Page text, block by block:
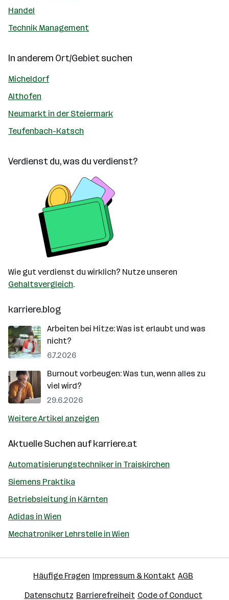
Handel
Technik Management
In anderem Ort/Gebiet suchen
Micheldorf
Althofen
Neumarkt in der Steiermark
Teufenbach-Katsch
Verdienst du, was du verdienst?
Wie gut verdienst du wirklich? Nutze unseren
Gehaltsvergleich.
karriere.blog
Arbeiten bei Hitze: Was ist erlaubt und was
nicht?
6.7.2026
Burnout vorbeugen: Was tun, wenn alles zu
viel wird?
29.6.2026
Weitere Artikel anzeigen
Aktuelle Suchen aufkarriere.at
Automatisierungstechniker in Traiskirchen
Siemens Praktika
Betriebsleitung in Kärnten
Adidas in Wien
Mechatroniker Lehrstelle in Wien
Häufige Fragen Impressum & Kontakt AGB
Datenschutz Barrierefreiheit Code of Conduct